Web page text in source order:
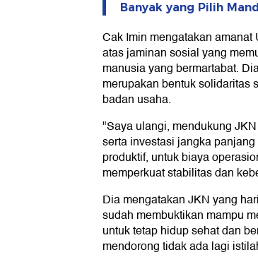
Banyak yang Pilih
Cak Imin mengatakan
atas jaminan sosial yang
manusia yang bermartabat.
merupakan bentuk solidaritas
badan usaha.
"Saya ulangi, mendukung
serta investasi jangka
produktif, untuk biaya
memperkuat stabilitas dan
Dia mengatakan JKN yang
sudah membuktikan mampu
untuk tetap hidup sehat dan
mendorong tidak ada lagi